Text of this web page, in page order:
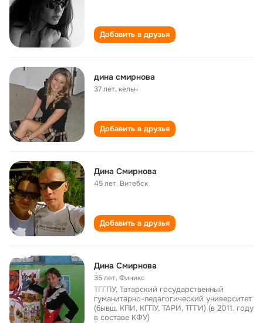
Добавить в друзья
дина смирнова
37 лет,кельн
Добавить в друзья
Дина Смирнова
45 лет, Витебск
Добавить в друзья
Дина Смирнова
35 лет,Финикс
ТГГПУ, Татарский государственный
гуманитарно-педагогический университет
(бывш. КПИ, КГПУ, ТАРИ, ТГГИ) (в 2011. году
в составе КФУ)